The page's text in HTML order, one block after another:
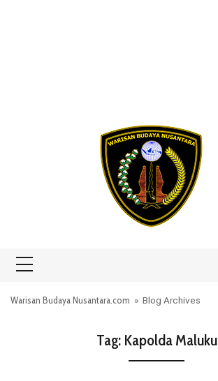
Warisan Budaya Nusantara.com » Blog Archives
Tag: Kapolda Maluku